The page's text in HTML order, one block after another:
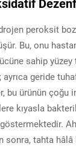
peroksit
Bu, onu
sahip
ayrıca geride
bu ürünün çoğu
kıyasla
sonra, tahta